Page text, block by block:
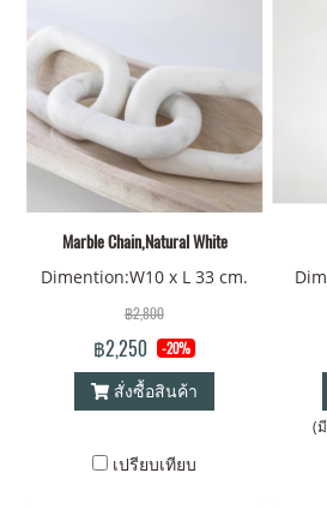
Marble Chain,Natural White
Dimention:W10 x L 33 cm.
฿2,800
฿2,250 -20%
สั่งซื้อสินค้า
เปรียบเทียบ
(